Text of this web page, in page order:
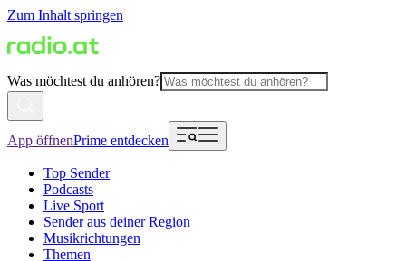
Zum Inhalt springen
Was möchtest du anhören?
App öffnenPrime entdecken
Top Sender
Podcasts
Live Sport
Sender aus deiner Region
Musikrichtungen
Themen